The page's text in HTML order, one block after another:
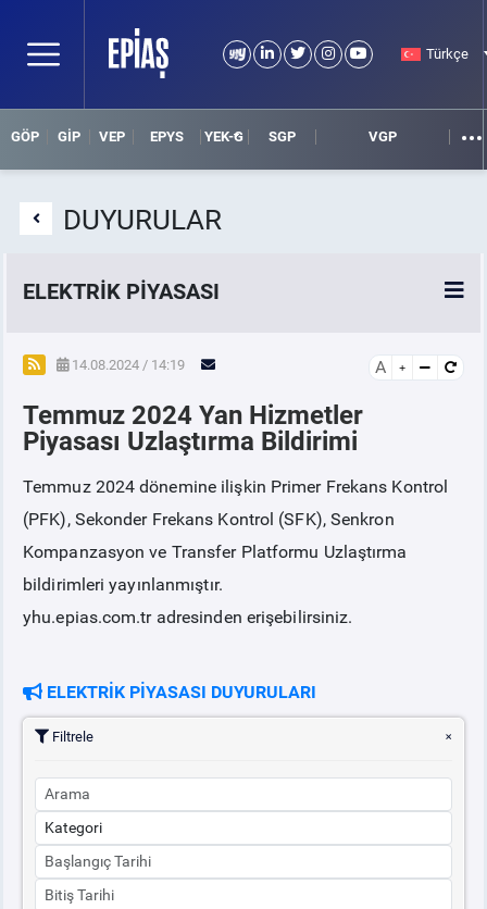
Türkçe
GÖP GİP VEP EPYS YEK-G SGP VGP
DUYURULAR
ELEKTRİK PİYASASI
SPOT ELEKTRİK PİYASALARI
ÖRNEK FİNANS BELGELERİ
VADELİ ELEKTRİK PİYASASI
PİYASAKAYITSÜRECİ
SERBEST TÜKETİCİ
TEMİNAT
BÜLTENLER
DUYURULAR
14.08.2024 / 14:19 A
Temmuz 2024 Yan Hizmetler
Piyasası Uzlaştırma Bildirimi
Temmuz 2024 dönemine ilişkin Primer Frekans Kontrol
(PFK), Sekonder Frekans Kontrol (SFK), Senkron
Kompanzasyon ve Transfer Platformu Uzlaştırma
bildirimleri yayınlanmıştır.
yhu.epias.com.tr adresinden erişebilirsiniz.
ELEKTRİK PİYASASI DUYURULARI
Filtrele